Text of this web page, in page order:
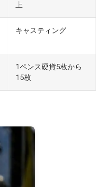
上
キャスティング
1ペンス硬貨5枚から
15枚